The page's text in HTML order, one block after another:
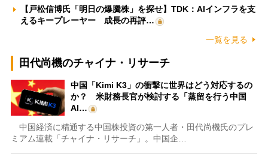
【戸松信博氏「明日の爆騰株」を探せ】TDK：AIインフラを支
えるキープレーヤー 成長の再評…
一覧を見る
田代尚機のチャイナ・リサーチ
中国「Kimi K3」の衝撃に世界はどう対応するの
か？ 米財務長官が検討する「蒸留を行う中国
AI…
中国経済に精通する中国株投資の第一人者・田代尚機氏のプレ
ミアム連載「チャイナ・リサーチ」。中国企…